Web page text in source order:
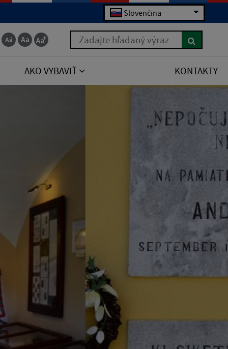
Slovenčina
Zadajte hľadaný výraz
AKO VYBAVIŤ KONTAKTY